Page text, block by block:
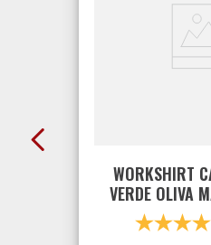
WORKSHIRT
VERDE OLIVA